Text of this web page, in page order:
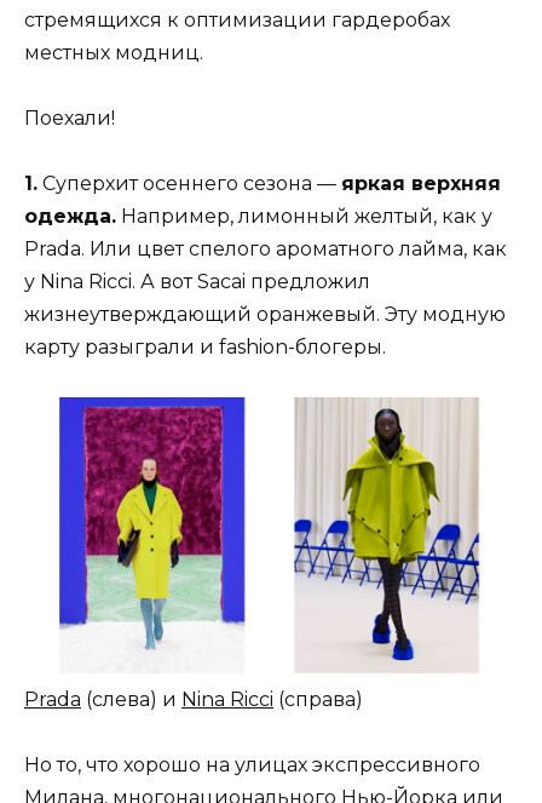
стремящихся к оптимизации гардеробах
местных модниц.
Поехали!
1. Суперхит осеннего сезона — яркая верхняя
одежда. Например, лимонный желтый, как у
Prada. Или цвет спелого ароматного лайма, как
у Nina Ricci. А вот Sacai предложил
жизнеутверждающий оранжевый. Эту модную
карту разыграли и fashion-блогеры.
Prada (слева) и Nina Ricci (справа)
Но то, что хорошо на улицах экспрессивного
Милана, многонационального Нью-Йорка или